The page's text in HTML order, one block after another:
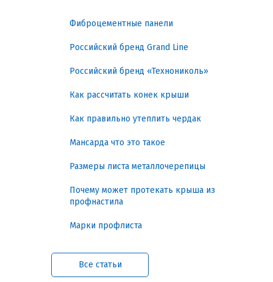
отвечают мансардные окна Velux, купить
«Металлинвест Профиль». У нас цены и
Качество оконных систем
факторов требует производства более
изготавливают:
из клееной сосны — увеличена
жесткость рамы (натуральный
антисептиками, покрывают
со встроенным вентиляционным
клапаном (чердачное помещение
проветривается даже при
Фиброцементные панели
Российский бренд Grand Line
Российский бренд «Технониколь»
Как рассчитать конек крыши
Как правильно утеплить чердак
Мансарда что это такое
Размеры листа металлочерепицы
Почему может протекать крыша из
профнастила
Марки профлиста
Все статьи